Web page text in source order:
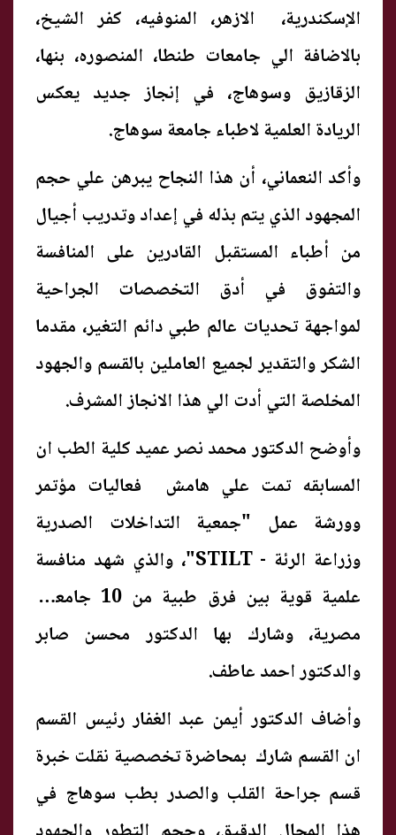
الإسكندرية، الازهر، المنوفيه، كفر الشيخ،
بالاضافة الي جامعات طنطا، المنصوره، بنها،
الزقازيق وسوهاج، في إنجاز جديد يعكس
الريادة العلمية لاطباء جامعة سوهاج.
وأكد النعماني، أن هذا النجاح يبرهن علي حجم
المجهود الذي يتم بذله في إعداد وتدريب أجيال
من أطباء المستقبل القادرين على المنافسة
والتفوق في أدق التخصصات الجراحية
لمواجهة تحديات عالم طبي دائم التغير، مقدما
الشكر والتقدير لجميع العاملين بالقسم والجهود
المخلصة التي أدت الي هذا الانجاز المشرف.
وأوضح الدكتور محمد نصر عميد كلية الطب ان
المسابقه تمت علي هامش فعاليات مؤتمر
وورشة عمل "جمعية التداخلات الصدرية
وزراعة الرئة - STILT"، والذي شهد منافسة
علمية قوية بين فرق طبية من 10 جامعات
مصرية، وشارك بها الدكتور محسن صابر
والدكتور احمد عاطف.
وأضاف الدكتور أيمن عبد الغفار رئيس القسم
ان القسم شارك بمحاضرة تخصصية نقلت خبرة
قسم جراحة القلب والصدر بطب سوهاج في